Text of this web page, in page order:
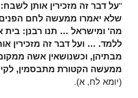
"על דבר זה מזכירין אותן
שלא יאמרו ממעשה לחם הפנים
מה' ומישראל … תנו רבנן: בית
ללמד. … ועל דבר זה מזכירין
מבתיהן, וכשנושאין אשה
ממעשה הקטורת מתבסמין,
(יומא לח, א).